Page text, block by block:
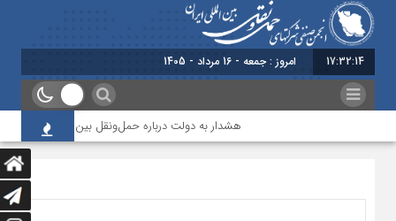
17:32:14 برابر با
هشدار به دولت درباره حمل‌ونقل بین‌المللی؛ شرکت‌ها